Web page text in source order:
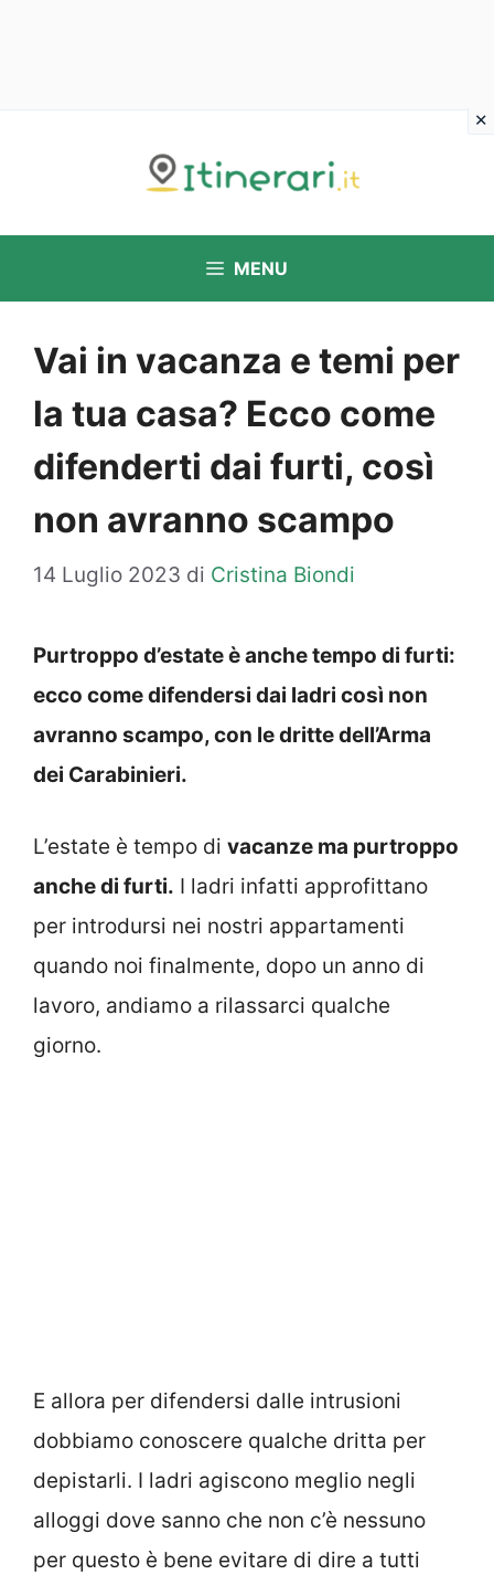
MENU
Vai in vacanza e temi per
la tua casa? Ecco come
difenderti dai furti, così
non avranno scampo
14 Luglio 2023 di Cristina Biondi
Purtroppo d’estate è anche tempo di furti:
ecco come difendersi dai ladri così non
avranno scampo, con le dritte dell’Arma
dei Carabinieri.
L’estate è tempo di vacanze ma purtroppo
anche di furti. I ladri infatti approfittano
per introdursi nei nostri appartamenti
quando noi finalmente, dopo un anno di
lavoro, andiamo a rilassarci qualche
giorno.
E allora per difendersi dalle intrusioni
dobbiamo conoscere qualche dritta per
depistarli. I ladri agiscono meglio negli
alloggi dove sanno che non c’è nessuno
per questo è bene evitare di dire a tutti